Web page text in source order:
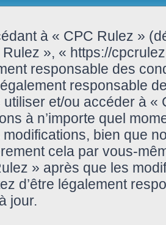
à « CPC Rulez »
», « https://
responsable des
responsable
utiliser et/ou accéder à
à n’importe quel
modifications, bien que
cela par vous-
» après que les
d’être légalement
jour.